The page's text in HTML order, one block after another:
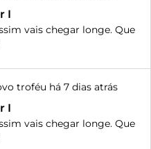
I
vais chegar longe. Que
troféu há 7 dias atrás
I
vais chegar longe. Que